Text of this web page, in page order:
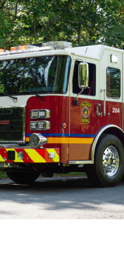
Demande de retour ou d’échange
Démonstration d’équipements
Location d’habit de
Planifier un rendez-